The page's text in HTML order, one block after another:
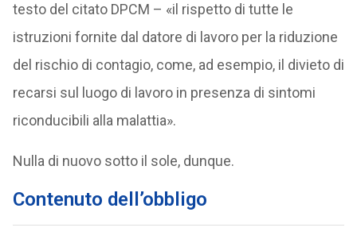
testo del citato DPCM – «il rispetto di tutte le
istruzioni fornite dal datore di lavoro per la riduzione
del rischio di contagio, come, ad esempio, il divieto di
recarsi sul luogo di lavoro in presenza di sintomi
riconducibili alla malattia».
Nulla di nuovo sotto il sole, dunque.
Contenuto dell’obbligo